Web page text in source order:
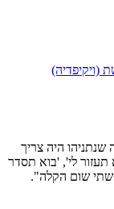
היה צריך
תעזור לי', 'בוא תסדר
שום הקלה".